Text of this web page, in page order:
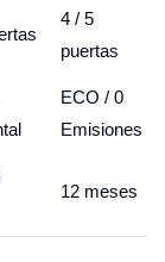
4 / 5
puertas
ECO / 0
Emisiones
12 meses